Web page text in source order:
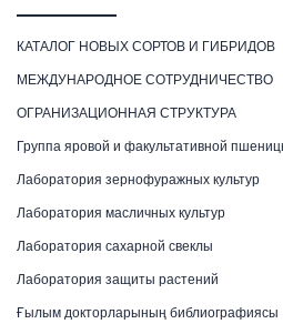
КАТАЛОГ НОВЫХ СОРТОВ И ГИБРИДОВ
МЕЖДУНАРОДНОЕ СОТРУДНИЧЕСТВО
ОГРАНИЗАЦИОННАЯ СТРУКТУРА
Группа яровой и факультативной
Лаборатория зернофуражных культур
Лаборатория масличных культур
Лаборатория сахарной свеклы
Лаборатория защиты растений
Ғылым докторларының библиографиясы